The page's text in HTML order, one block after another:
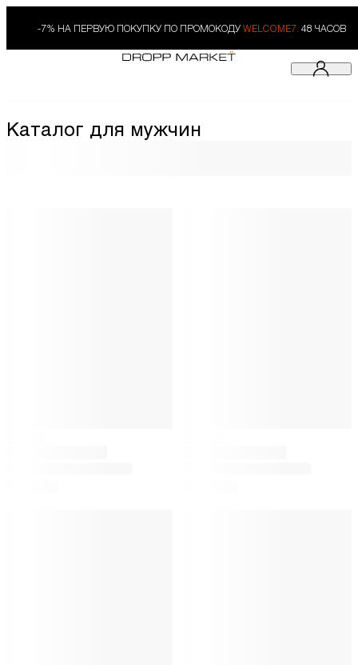
-7% НА ПЕРВУЮ ПОКУПКУ ПО ПРОМОКОДУ WELCOME7. 48 ЧАСОВ
Каталог для мужчин